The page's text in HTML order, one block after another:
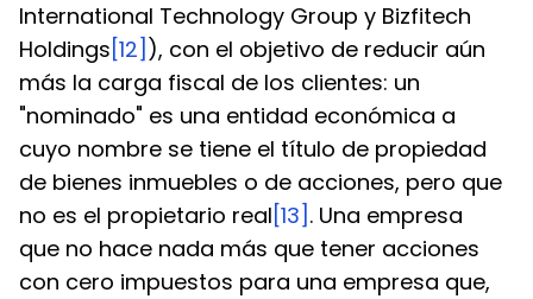
International Technology Group y Bizfitech
Holdings [12] ), con el objetivo de reducir aún
más la carga fiscal de los clientes: un
"nominado" es una entidad económica a
cuyo nombre se tiene el título de propiedad
de bienes inmuebles o de acciones, pero que
no es el propietario real [13] . Una empresa
que no hace nada más que tener acciones
con cero impuestos para una empresa que,